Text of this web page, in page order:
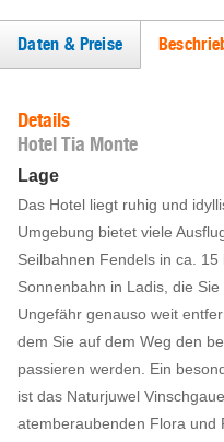
Daten & Preise
Details
Hotel Tia Monte
Lage
Das Hotel liegt ruhig und
Umgebung bietet viele
Seilbahnen Fendels in ca.
Sonnenbahn in Ladis, die
Ungefähr genauso weit
dem Sie auf dem Weg den
passieren werden. Ein
ist das Naturjuwel
atemberaubenden Flora und